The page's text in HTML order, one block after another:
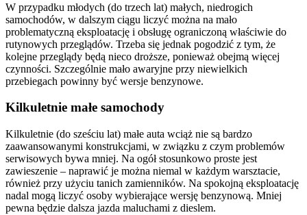
W przypadku młodych (do trzech lat) małych, niedrogich
samochodów, w dalszym ciągu liczyć można na mało
problematyczną eksploatację i obsługę ograniczoną właściwie do
rutynowych przeglądów. Trzeba się jednak pogodzić z tym, że
kolejne przeglądy będą nieco droższe, ponieważ obejmą więcej
czynności. Szczególnie mało awaryjne przy niewielkich
przebiegach powinny być wersje benzynowe.
Kilkuletnie małe samochody
Kilkuletnie (do sześciu lat) małe auta wciąż nie są bardzo
zaawansowanymi konstrukcjami, w związku z czym problemów
serwisowych bywa mniej. Na ogół stosunkowo proste jest
zawieszenie – naprawić je można niemal w każdym warsztacie,
również przy użyciu tanich zamienników. Na spokojną eksploatację
nadal mogą liczyć osoby wybierające wersję benzynową. Mniej
pewna będzie dalsza jazda maluchami z dieslem.